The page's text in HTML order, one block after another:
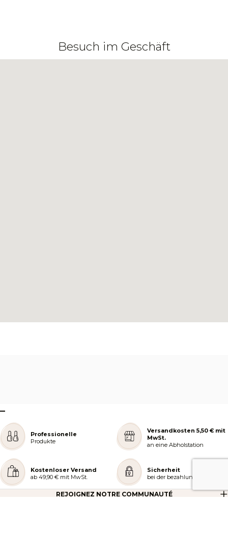
Besuch im Geschäft
–
Professionelle
Produkte
Versandkosten 5,50 € mit
MwSt.
an eine Abholstation
Kostenloser Versand
ab 49,90 € mit MwSt.
Sicherheit
bei der bezahlung
REJOIGNEZ NOTRE COMMUNAUTÉ